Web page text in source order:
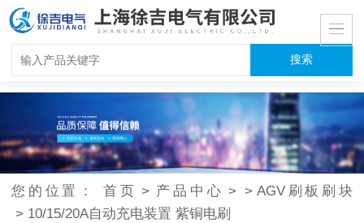
您的位置： 首页 > 产品中心 > > AGV刷板刷块
> 10/15/20A自动充电装置 紫铜电刷